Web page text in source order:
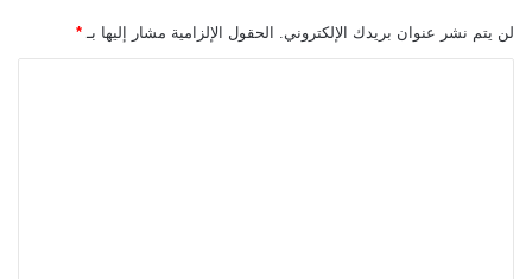
لن يتم نشر عنوان بريدك الإلكتروني. الحقول الإلزامية مشار إليها بـ *